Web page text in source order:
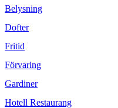
Belysning
Dofter
Fritid
Förvaring
Gardiner
Hotell Restaurang